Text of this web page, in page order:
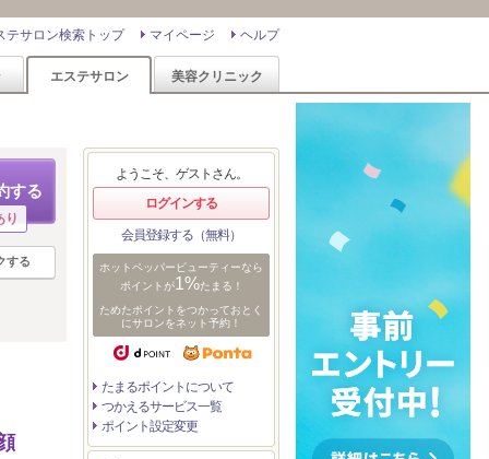
ヘルプ
マイページ
テサロン検索トップ
エステサロン 美容クリニック
する
り
する
ようこそ、ゲストさん。
ログインする
会員登録する（無料）
ホットペッパービューティーなら
ポイントが1%たまる！
ためたポイントをつかっておとく
にサロンをネット予約！
たまるポイントについて
つかえるサービス一覧
ポイント設定変更